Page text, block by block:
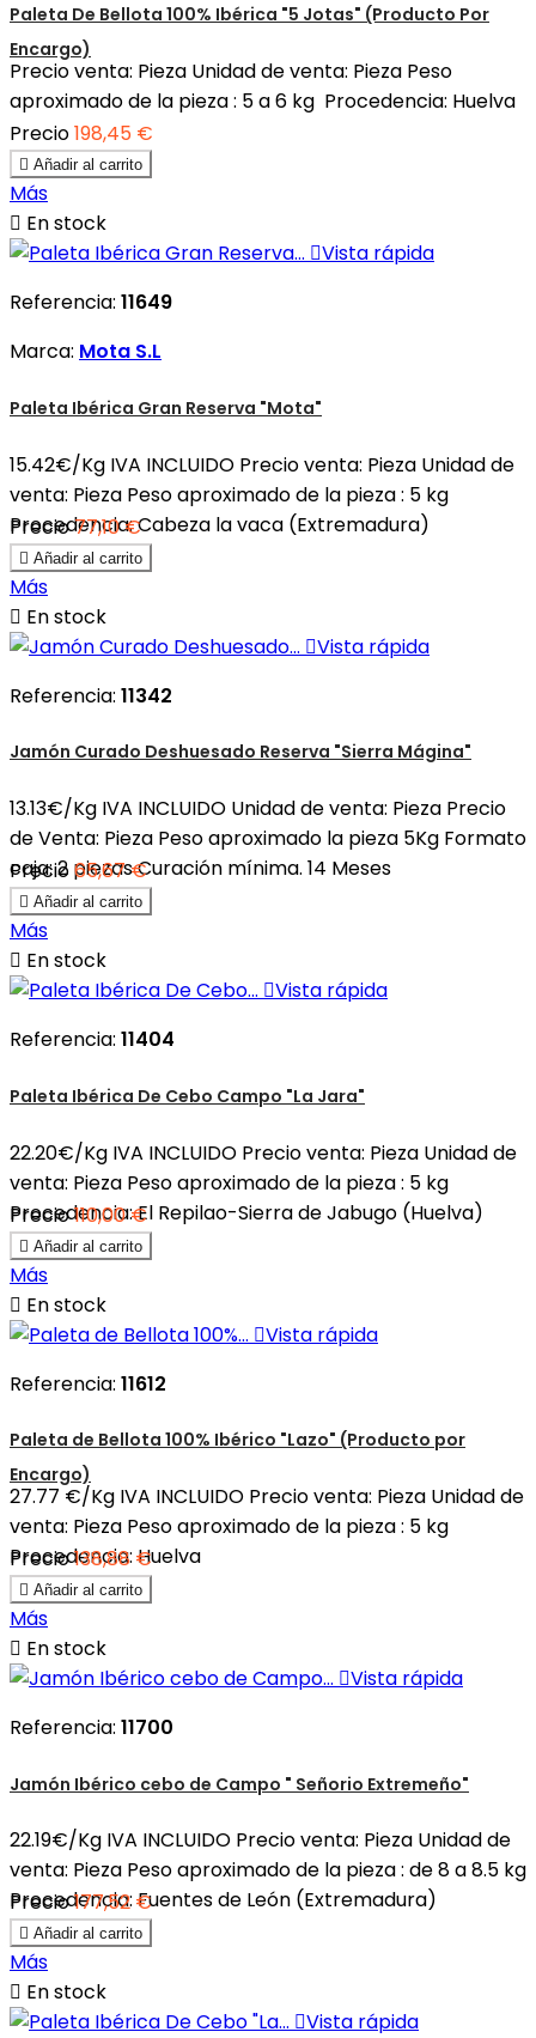
Paleta De Bellota 100% Ibérica "5 Jotas" (Producto Por
Encargo)
Precio venta: Pieza Unidad de venta: Pieza Peso
aproximado de la pieza : 5 a 6 kg Procedencia: Huelva
Precio198,45 €
 Añadir al carrito
Más
 En stock
Vista rápida
Referencia: 11649
Marca: Mota S.L
Paleta Ibérica Gran Reserva "Mota"
15.42€/Kg IVA INCLUIDO Precio venta: Pieza Unidad de
venta: Pieza Peso aproximado de la pieza : 5 kg
Procedencia: Cabeza la vaca (Extremadura)
Precio77,10 €
 Añadir al carrito
Más
 En stock
Vista rápida
Referencia: 11342
Jamón Curado Deshuesado Reserva "Sierra Mágina"
13.13€/Kg IVA INCLUIDO Unidad de venta: Pieza Precio
de Venta: Pieza Peso aproximado la pieza 5Kg Formato
caja: 2 piezas Curación mínima. 14 Meses
Precio65,67 €
 Añadir al carrito
Más
 En stock
Vista rápida
Referencia: 11404
Paleta Ibérica De Cebo Campo "La Jara"
22.20€/Kg IVA INCLUIDO Precio venta: Pieza Unidad de
venta: Pieza Peso aproximado de la pieza : 5 kg
Procedencia: El Repilao-Sierra de Jabugo (Huelva)
Precio110,00 €
 Añadir al carrito
Más
 En stock
Vista rápida
Referencia: 11612
Paleta de Bellota 100% Ibérico "Lazo" (Producto por
Encargo)
27.77 €/Kg IVA INCLUIDO Precio venta: Pieza Unidad de
venta: Pieza Peso aproximado de la pieza : 5 kg
Procedencia: Huelva
Precio138,88 €
 Añadir al carrito
Más
 En stock
Vista rápida
Referencia: 11700
Jamón Ibérico cebo de Campo " Señorio Extremeño"
22.19€/Kg IVA INCLUIDO Precio venta: Pieza Unidad de
venta: Pieza Peso aproximado de la pieza : de 8 a 8.5 kg
Procedencia: Fuentes de León (Extremadura)
Precio177,52 €
 Añadir al carrito
Más
 En stock
Vista rápida